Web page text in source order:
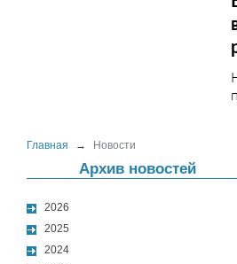
Главная → Новости
Архив новостей
2026
2025
2024